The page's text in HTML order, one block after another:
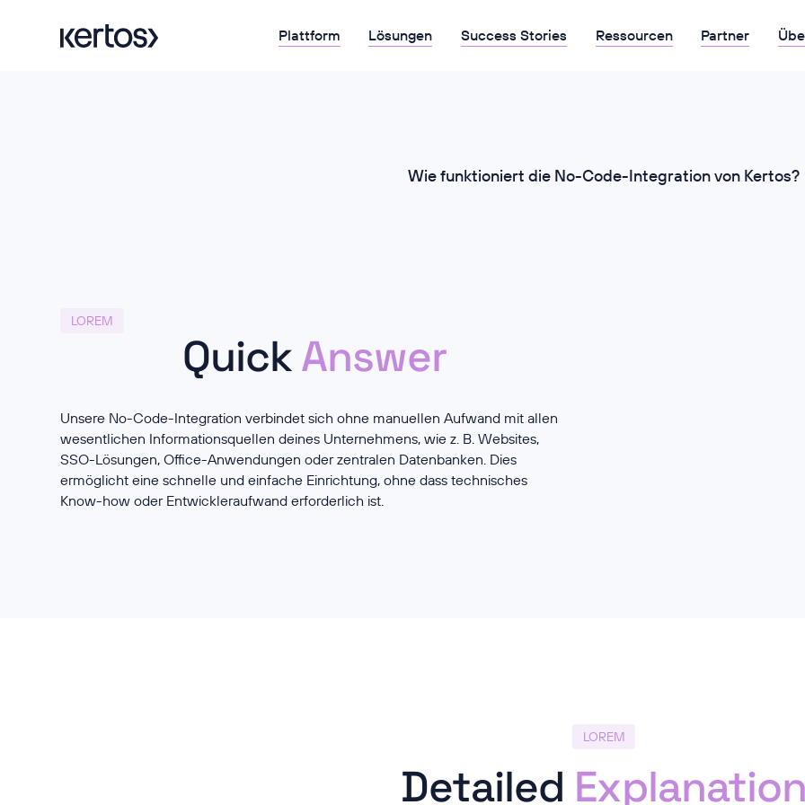
Plattform Lösungen Success Stories Ressourcen Partner
Wie funktioniert die No-Code-Integration von Kertos?
LOREM
QuickAnswer
Unsere No-Code-Integration verbindet sich ohne manuellen Aufwand mit allen
wesentlichen Informationsquellen deines Unternehmens, wie z. B. Websites,
SSO-Lösungen, Office-Anwendungen oder zentralen Datenbanken. Dies
ermöglicht eine schnelle und einfache Einrichtung, ohne dass technisches
Know-how oder Entwickleraufwand erforderlich ist.
LOREM
Detailed